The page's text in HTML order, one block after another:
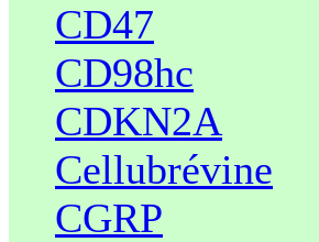
CD47
CD98hc
CDKN2A
Cellubrévine
CGRP